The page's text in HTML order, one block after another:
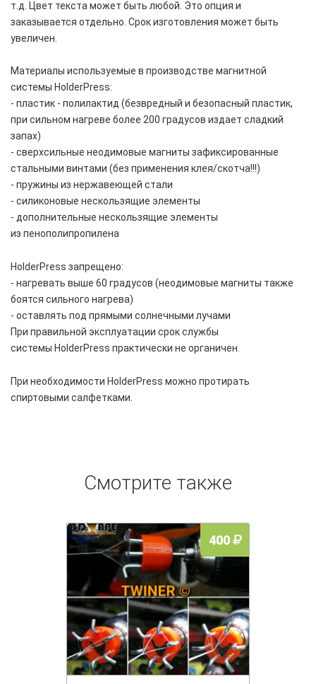
т.д. Цвет текста может быть любой. Это опция и
заказывается отдельно. Срок изготовления может быть
увеличен.
Материалы используемые в производстве магнитной
системы HolderPress:
- пластик - полилактид (безвредный и безопасный пластик,
при сильном нагреве более 200 градусов издает сладкий
запах)
- сверхсильные неодимовые магниты зафиксированные
стальными винтами (без применения клея/скотча!!!)
- пружины из нержавеющей стали
- силиконовые нескользящие элементы
- дополнительные нескользящие элементы
из пенополипропилена
HolderPress запрещено:
- нагревать выше 60 градусов (неодимовые магниты также
боятся сильного нагрева)
- оставлять под прямыми солнечными лучами
При правильной эксплуатации срок службы
системы HolderPress практически не органичен.
При необходимости HolderPress можно протирать
спиртовыми салфетками.
Смотрите также
400